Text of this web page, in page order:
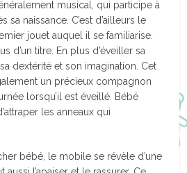
musical, qui participe à
sa naissance. C’est d’ailleurs le
jouet auquel il se familiarise.
d’un titre. En plus d’éveiller sa
dextérité et son imagination. Cet
un précieux compagnon
lorsqu’il est éveillé. Bébé
les anneaux qui
bébé, le mobile se révèle d’une